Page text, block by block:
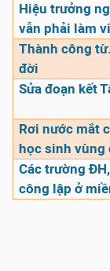
Hiệu trưởng
vẫn phải làm
Thành công
đời
Sửa đoạn kết
Rơi nước mắt
học sinh vùng
Các trường
công lập ở